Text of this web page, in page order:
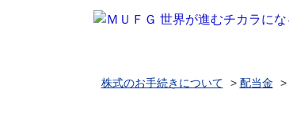
株式のお手続きについて > 配当金 >